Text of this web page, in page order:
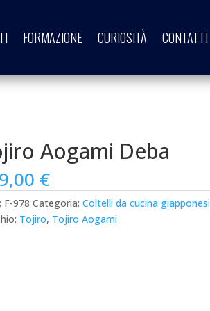
FORMAZIONE CURIOSITÀ CONTATTI
Aogami Deba
€
F-978 Categoria:Coltelli da cucina giapponesi
Tojiro, Tojiro Aogami